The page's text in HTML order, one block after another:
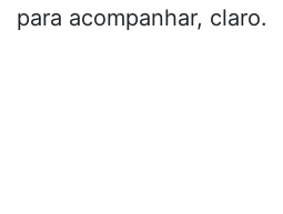
para acompanhar, claro.